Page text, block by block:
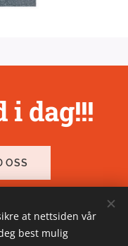
i dag!!!
OSS
at nettsiden vår
best mulig